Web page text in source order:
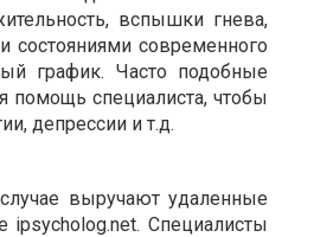
вспышки гнева,
состояниями современного
график. Часто подобные
помощь специалиста, чтобы
депрессии и т.д.
выручают удаленные
ipsycholog.net. Специалисты